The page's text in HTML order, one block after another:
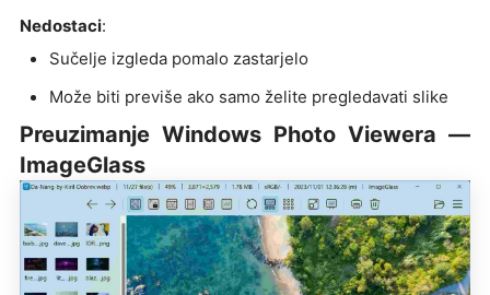
Nedostaci:
Sučelje izgleda pomalo zastarjelo
Može biti previše ako samo želite pregledavati slike
Preuzimanje Windows Photo Viewera —
ImageGlass